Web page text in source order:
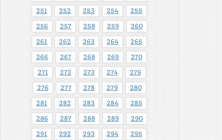
251 252 253 254 255
256 257 258 259 260
261 262 263 264 265
266 267 268 269 270
271 272 273 274 275
276 277 278 279 280
281 282 283 284 285
286 287 288 289 290
291 292 293 294 295